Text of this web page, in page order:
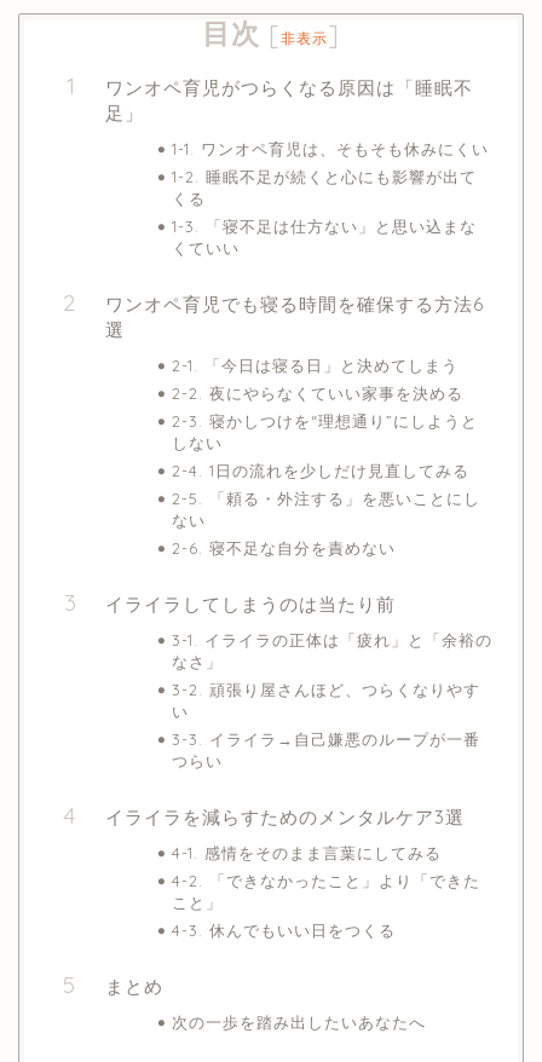
目次 [非表示]
ワンオペ育児がつらくなる原因は「睡眠不
足」
1-1. ワンオペ育児は、そもそも休みにくい
1-2. 睡眠不足が続くと心にも影響が出て
くる
1-3. 「寝不足は仕方ない」と思い込まな
くていい
ワンオペ育児でも寝る時間を確保する方法6
選
2-1. 「今日は寝る日」と決めてしまう
2-2. 夜にやらなくていい家事を決める
2-3. 寝かしつけを“理想通り”にしようと
しない
2-4. 1日の流れを少しだけ見直してみる
2-5. 「頼る・外注する」を悪いことにし
ない
2-6. 寝不足な自分を責めない
イライラしてしまうのは当たり前
3-1. イライラの正体は「疲れ」と「余裕の
なさ」
3-2. 頑張り屋さんほど、つらくなりやす
い
3-3. イライラ→自己嫌悪のループが一番
つらい
イライラを減らすためのメンタルケア3選
4-1. 感情をそのまま言葉にしてみる
4-2. 「できなかったこと」より「できた
こと」
4-3. 休んでもいい日をつくる
まとめ
次の一歩を踏み出したいあなたへ